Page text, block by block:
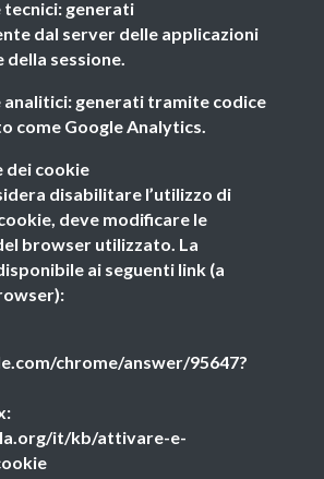
tecnici: generati
dal server delle applicazioni
della sessione.
analitici: generati tramite codice
come Google Analytics.
dei cookie
disabilitare l’utilizzo di
deve modificare le
browser utilizzato. La
ai seguenti link (a
chrome/answer/95647?
it/kb/attivare-e-